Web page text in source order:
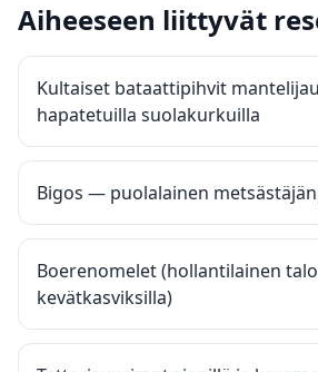
Aiheeseen liittyvät
Kultaiset bataattipihvit
hapatetuilla suolakurkuilla
Bigos — puolalainen
Boerenomelet (hollantilainen
kevätkasviksilla)